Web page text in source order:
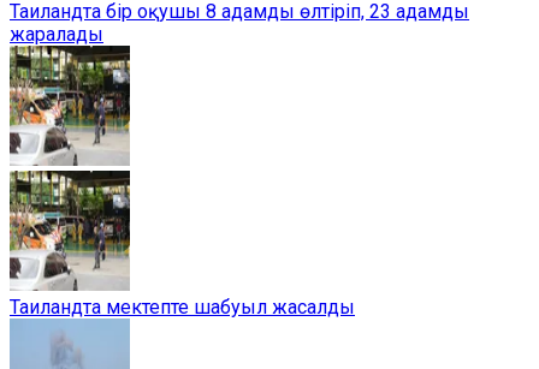
Таиландта бір оқушы 8 адамды өлтіріп, 23 адамды
жаралады
Таиландта мектепте шабуыл жасалды